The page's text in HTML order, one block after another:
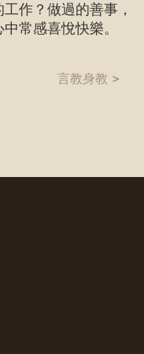
作？做過的善事，
常感喜悅快樂。
言教身教 >